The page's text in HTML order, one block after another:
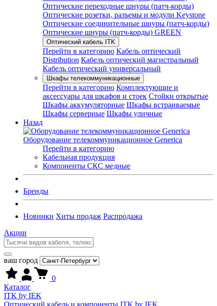
Оптические переходные шнуры (патч-корды)
Оптические розетки, разъемы и модули Keystone
Оптические соединительные шнуры (патч-корды)
Оптические шнуры (патч-корды) GREEN
Оптический кабель ITK
Перейти в категорию Кабель оптический
Distribution Кабель оптический магистральный
Кабель оптический универсальный
Шкафы телекоммуникационные
Перейти в категорию Комплектующие и
аксессуары для шкафов и стоек Стойки открытые
Шкафы аккумуляторные Шкафы встраиваемые
Шкафы серверные Шкафы уличные
Назад
Оборудование телекоммуникационное Generica
Перейти в категорию
Кабельная продукция
Компоненты СКС медные
Бренды
Новинки Хиты продаж Распродажа
Акции
ваш город
0
Каталог
ITK by IEK
Оптический кабель и компоненты ITK by IEK